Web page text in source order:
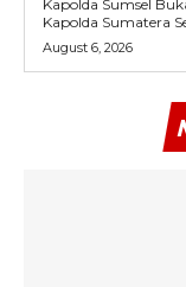
Kapolda Sumsel
Kapolda Sumatera
August 6, 2026